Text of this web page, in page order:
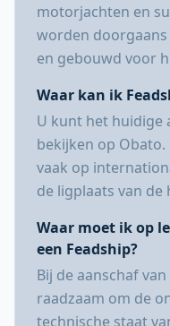
motorjachten en
worden
en gebouwd voor
Waar kan ik
U kunt het huidige
bekijken op
vaak op
de ligplaats van de
Waar moet ik op
een Feadship?
Bij de aanschaf
raadzaam om de
technische staat